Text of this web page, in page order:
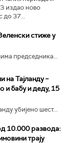
издао ново
до 37...
стиже у
председника...
на Тајланду –
и бабу и деду, 15
убијено шест...
10.000 развода:
трају